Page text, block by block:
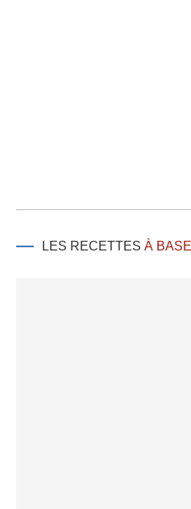
LES RECETTES À